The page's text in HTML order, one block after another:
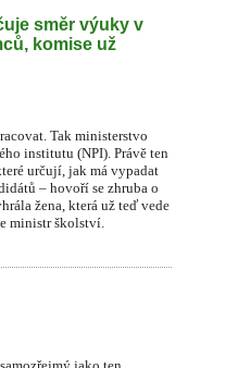
směr výuky v
komise už
Tak ministerstvo
institutu (NPI). Právě ten
určují, jak má vypadat
– hovoří se zhruba o
žena, která už teď vede
ministr školství.